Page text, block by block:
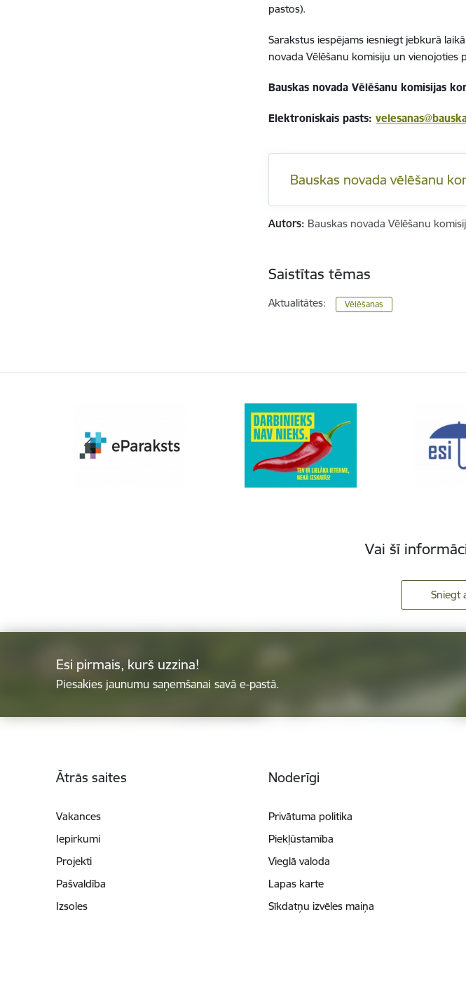
pastos).
Sarakstus iespējams iesniegt jebkurā
novada Vēlēšanu komisiju un vienojoties
Bauskas novada Vēlēšanu komisijas
Elektroniskais pasts:
Bauskas novada vēlēšanu
Autors: Bauskas novada Vēlēšanu
Saistītas tēmas
Aktualitātes: Vēlēšanas
Vai šī
Sniegt
Esi pirmais, kurš uzzina!
Piesakies jaunumu saņemšanai savā e-pastā.
Ātrās saites
Vakances
Iepirkumi
Projekti
Pašvaldība
Izsoles
Noderīgi
Privātuma politika
Piekļūstamība
Vieglā valoda
Lapas karte
Sīkdatņu izvēles maiņa